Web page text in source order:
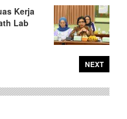
Kerja
Lab
NEXT